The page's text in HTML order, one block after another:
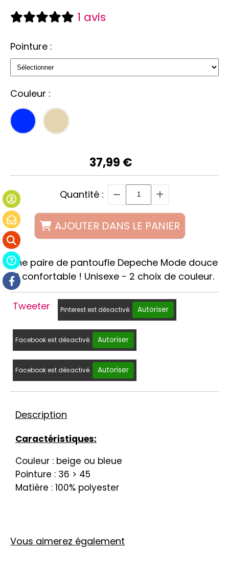
1 avis
Pointure :
Couleur :
37,99 €
Quantité :
AJOUTER DANS LE PANIER
Une paire de pantoufle Depeche Mode douce
et confortable ! Unisexe - 2 choix de couleur.
Tweeter Pinterest est désactivé. Autoriser
Facebook est désactivé. Autoriser
Facebook est désactivé. Autoriser
Description
Caractéristiques:
Couleur : beige ou bleue
Pointure : 36 > 45
Matière : 100% polyester
Vous aimerez également